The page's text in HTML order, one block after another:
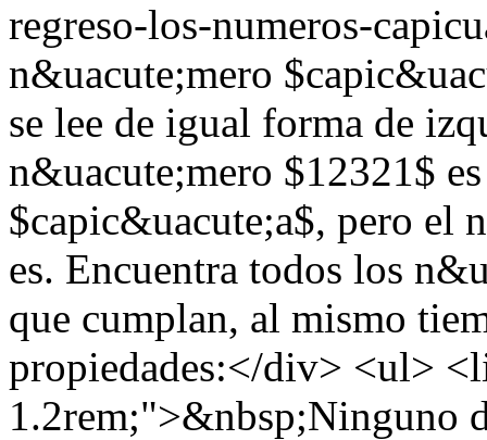
regreso-los-numeros-
n&uacute;mero
se lee de igual forma de
n&uacute;mero $12321$
$capic&uacute;a$, pero el
es. Encuentra todos los
que cumplan, al mismo
propiedades:</div> <ul>
1.2rem;">&nbsp;Ninguno